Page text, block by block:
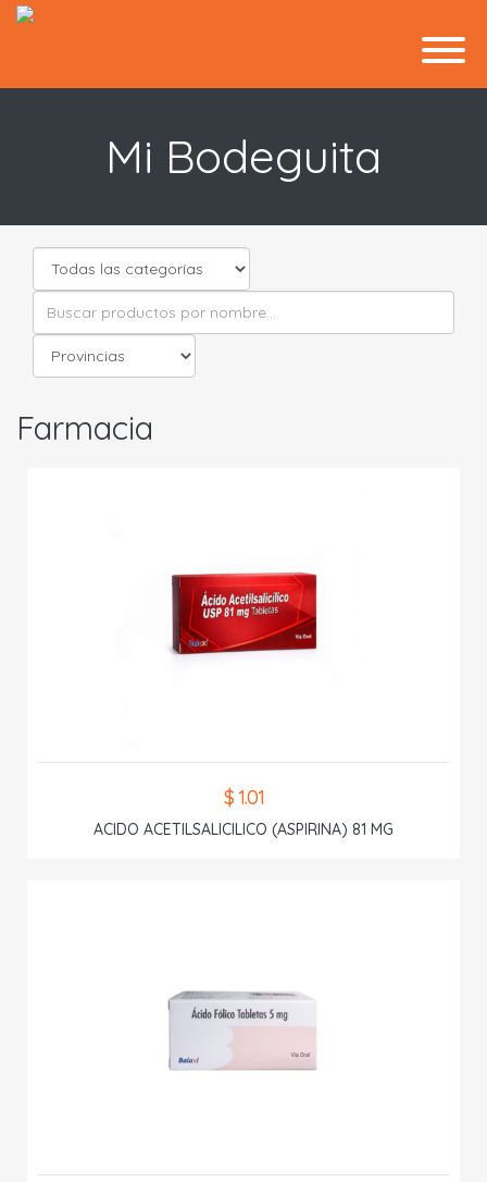
Mi Bodeguita
Farmacia
$ 1.01
ACIDO ACETILSALICILICO (ASPIRINA) 81 MG